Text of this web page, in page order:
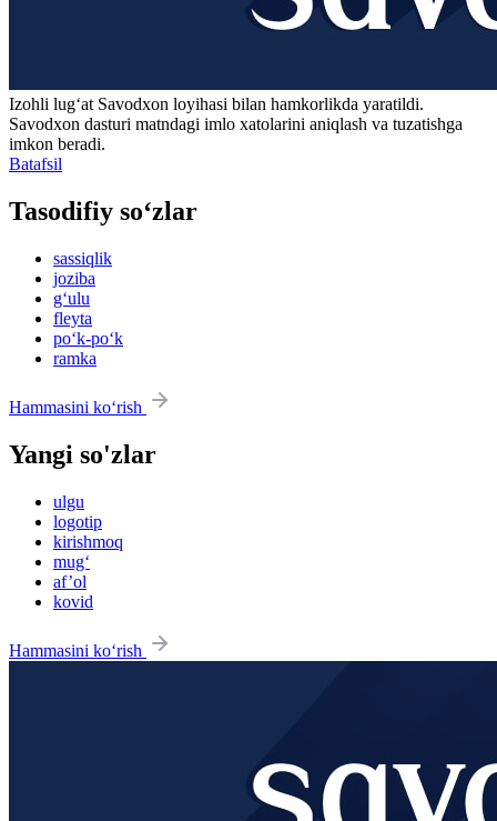
Izohli lugʻat Savodxon loyihasi bilan hamkorlikda yaratildi.
Savodxon dasturi matndagi imlo xatolarini aniqlash va tuzatishga
imkon beradi.
Batafsil
Tasodifiy so‘zlar
sassiqlik
joziba
g‘ulu
fleyta
po‘k-po‘k
ramka
Hammasini ko‘rish
Yangi so'zlar
ulgu
logotip
kirishmoq
mug‘
af’ol
kovid
Hammasini ko‘rish